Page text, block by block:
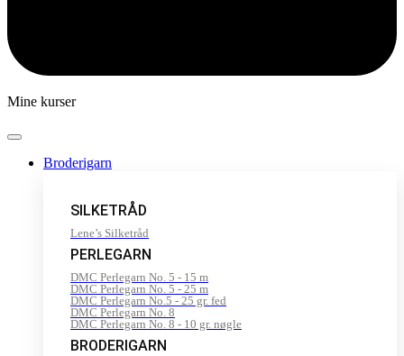
Mine kurser
Broderigarn
SILKETRÅD
Lene’s Silketråd
PERLEGARN
DMC Perlegarn No. 5 - 15 m
DMC Perlegarn No. 5 - 25 m
DMC Perlegarn No.5 - 25 gr. fed
DMC Perlegarn No. 8
DMC Perlegarn No. 8 - 10 gr. nøgle
BRODERIGARN